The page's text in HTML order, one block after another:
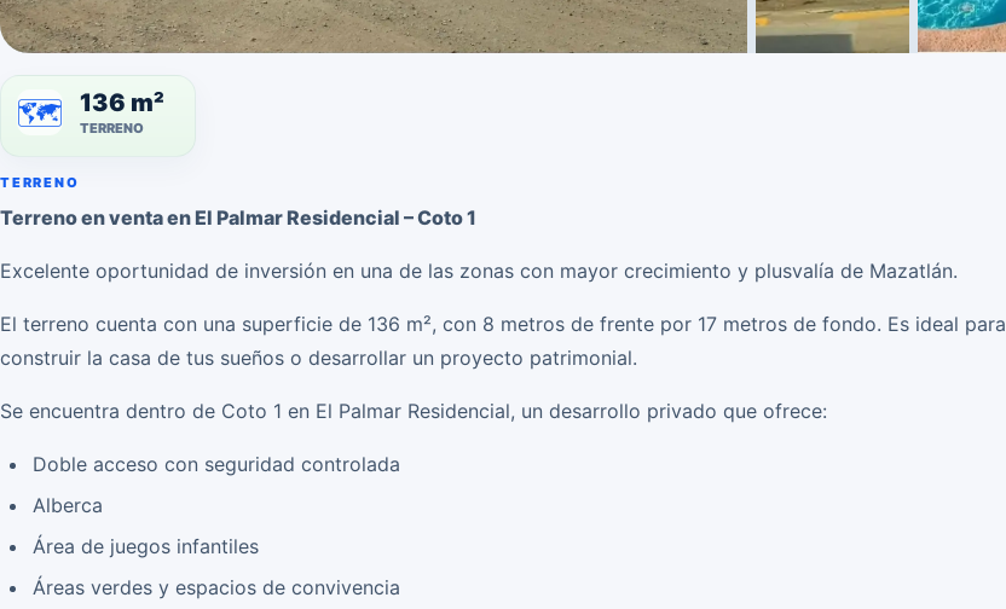
🗺️ 136 m²
TERRENO
TERRENO
Terreno en venta en El Palmar Residencial – Coto 1
Excelente oportunidad de inversión en una de las zonas con mayor crecimiento y plusvalía de Mazatlán.
El terreno cuenta con una superficie de 136 m², con 8 metros de frente por 17 metros de fondo. Es ideal para
construir la casa de tus sueños o desarrollar un proyecto patrimonial.
Se encuentra dentro de Coto 1 en El Palmar Residencial, un desarrollo privado que ofrece:
Doble acceso con seguridad controlada
Alberca
Área de juegos infantiles
Áreas verdes y espacios de convivencia